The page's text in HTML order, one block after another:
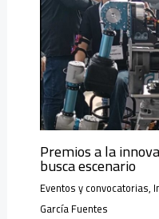
Premios a la
busca escenario
Eventos y convocatorias,
García Fuentes